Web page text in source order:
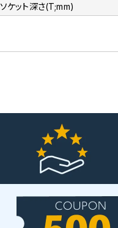
ソケット深さ(T;mm)